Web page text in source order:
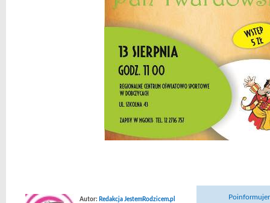
Autor: Redakcja JestemRodzicem.pl